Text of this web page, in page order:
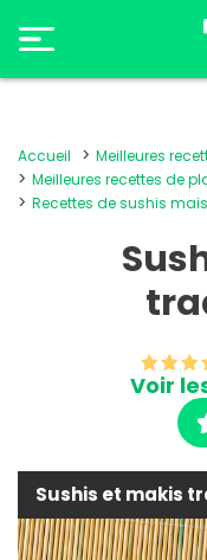
Accueil
Meilleures
Meilleures recettes de
Recettes de sushis
Voir
Sushis et makis